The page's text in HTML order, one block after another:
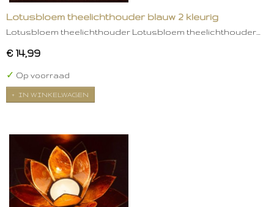
Lotusbloem theelichthouder blauw 2 kleurig
Lotusbloem theelichthouder Lotusbloem theelichthouder…
€ 14,99
✓ Op voorraad
IN WINKELWAGEN